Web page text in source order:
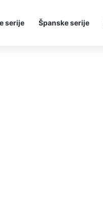
serije Španske serije